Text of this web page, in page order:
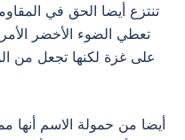
تنتزع أيضا الحق في
تعطي الضوء الأخضر
على غزة لكنها تجعل من
أيضا من حمولة الاسم أنها